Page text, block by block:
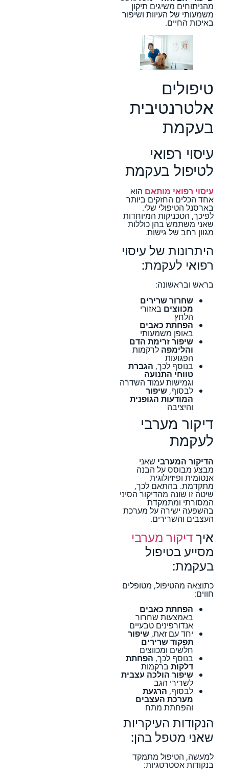
מהניתוחים משיגים תיקון
משמעותי של העיוות ושיפור
באיכות החיים.
טיפולים
אלטרנטיבית
בעקמת
עיסוי רפואי
לטיפול בעקמת
עיסוי רפואי מותאם הוא
אחד הכלים החזקים ביותר
בארסנל הטיפולי שלי.
לפיכך, הטכניקות המיוחדות
שאני משתמש בהן כוללות
מגוון רחב של גישות.
היתרונות של עיסוי
רפואי לעקמת:
בראש ובראשונה:
שחרור שרירים
מכווצים באזורי
הלחץ
הפחתת כאבים
באופן משמעותי
שיפור זרימת הדם
והלימפה לרקמות
הפגועות
בנוסף לכך, הגברת
טווחי התנועה
וגמישות עמוד השדרה
לבסוף, שיפור
המודעות הגופנית
והיציבה
דיקור מערבי
לעקמת
הדיקור המערבי שאני
מבצע מבוסס על הבנה
אנטומית ופיזיולוגית
מתקדמת. בהתאם לכך,
שיטה זו שונה מהדיקור הסיני
המסורתי ומתמקדת
בהשפעה ישירה על מערכת
העצבים והשרירים.
איךדיקור מערבי
מסייע בטיפול
בעקמת:
כתוצאה מהטיפול, מטופלים
חווים:
הפחתת כאבים
באמצעות שחרור
אנדורפינים טבעיים
יחד עם זאת, שיפור
תפקוד שרירים
חלשים ומכווצים
בנוסף לכך, הפחתת
דלקות ברקמות
שיפור הולכה עצבית
לשרירי הגב
לבסוף, הרגעת
מערכת העצבים
והפחתת מתח
הנקודות העיקריות
שאני מטפל בהן:
למעשה, הטיפול מתמקד
בנקודות אסטרטגיות: